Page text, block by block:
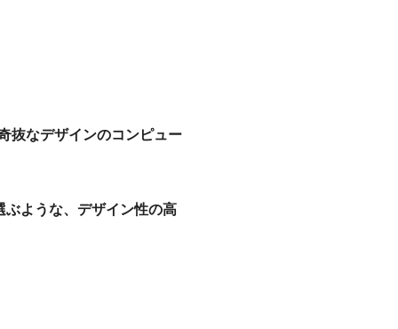
抜なデザインのコンピュー
ような、デザイン性の高